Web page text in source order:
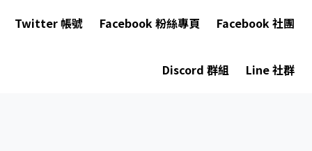
Twitter 帳號 Facebook 粉絲專頁 Facebook 社團
Discord 群組 Line 社群